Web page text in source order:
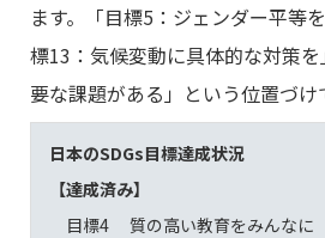
ます。「目標5：ジェンダー平等
標13：気候変動に具体的な対策
要な課題がある」という位置づけ
日本のSDGs目標達成状況
【達成済み】
目標4 質の高い教育をみんなに